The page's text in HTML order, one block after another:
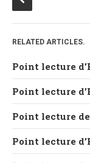
RELATED ARTICLES.
Point lecture
Point lecture
Point lecture
Point lecture